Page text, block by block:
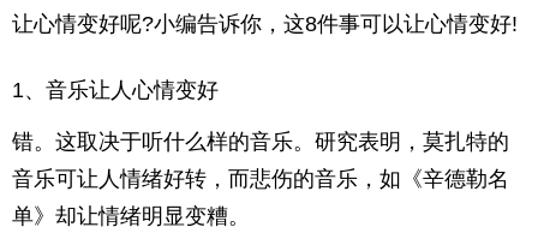
让心情变好呢?小编告诉你，这8件事可以让心情变好!
1、音乐让人心情变好
错。这取决于听什么样的音乐。研究表明，莫扎特的
音乐可让人情绪好转，而悲伤的音乐，如《辛德勒名
单》却让情绪明显变糟。